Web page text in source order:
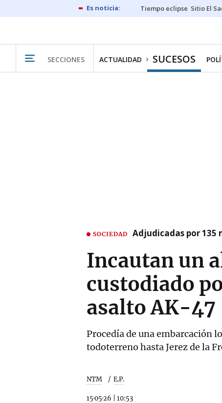
Tiempo eclipse Sitio El
SECCIONES ACTUALIDAD SUCESOS
SOCIEDAD Adjudicadas por 135
Incautan un
custodiado
asalto AK-47
Procedía de una embarcación
todoterreno hasta Jerez de la
NTM E.P.
15·05·26 10:53